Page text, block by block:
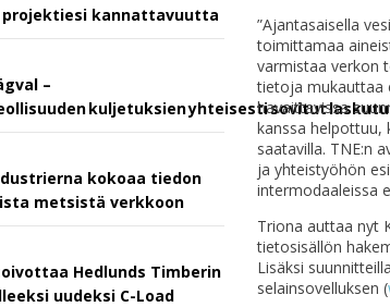
projektiesi kannattavuutta
–
kuljetuksien yhteisesti sovitut
kokoaa tiedon
metsistä verkkoon
Hedlunds Timberin
uudeksi C-Load
”Ajantasaisella
toimittamaa
varmistaa verkon
tietoja mukauttaa
havaittavissa
kanssa helpottuu,
saatavilla. TNE:n
ja yhteistyöhön
intermodaaleissa
Triona auttaa nyt
tietosisällön
Lisäksi
selainsovelluksen (